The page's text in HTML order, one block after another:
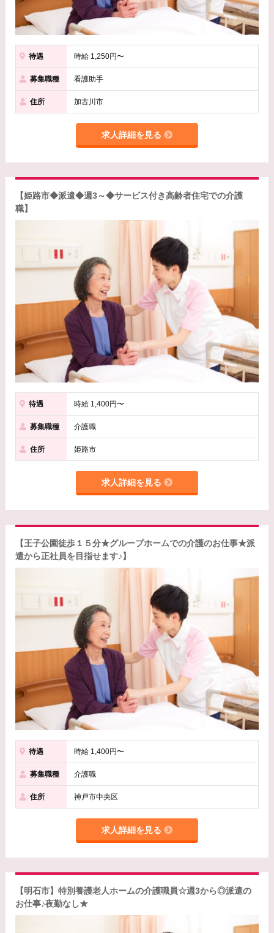
待遇 時給 1,250円〜
募集職種 看護助手
住所 加古川市
求人詳細を見る
【姫路市◆派遣◆週3～◆サービス付き高齢者住宅での介護
職】
待遇 時給 1,400円〜
募集職種 介護職
住所 姫路市
求人詳細を見る
【王子公園徒歩１５分★グループホームでの介護のお仕事★派
遣から正社員を目指せます♪】
待遇 時給 1,400円〜
募集職種 介護職
住所 神戸市中央区
求人詳細を見る
【明石市】特別養護老人ホームの介護職員☆週3から◎派遣の
お仕事♪夜勤なし★